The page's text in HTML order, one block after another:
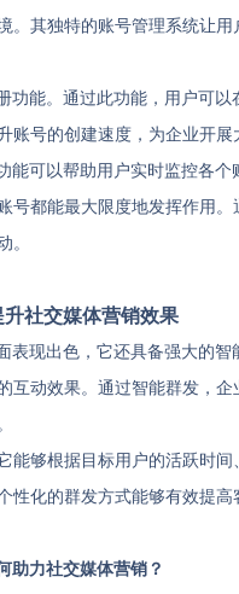
。其独特的账号管理系统让
功能。通过此功能，用户可
账号的创建速度，为企业开展
能可以帮助用户实时监控各
号都能最大限度地发挥作用
。
社交媒体营销效果
表现出色，它还具备强大的
互动效果。通过智能群发，
能够根据目标用户的活跃时
性化的群发方式能够有效提
助力社交媒体营销？